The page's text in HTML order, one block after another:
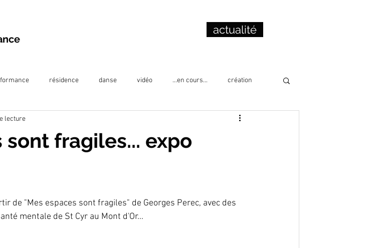
actualité
résidence danse vidéo ...en cours... création
lecture
sont fragiles... expo
lecture
de "Mes espaces sont fragiles" de Georges Perec, avec des
mentale de St Cyr au Mont d'Or...